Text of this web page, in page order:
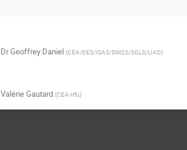
DrGeoffrey Daniel (CEA/DES/ISAS/DM2S/SGLS/LIAD)
Valérie Gautard (CEA-Irfu)